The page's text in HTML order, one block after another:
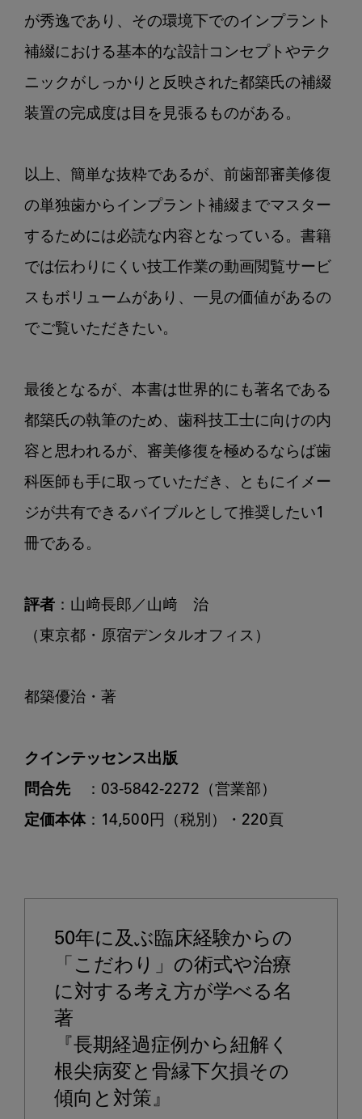
が秀逸であり、その環境下でのインプラント
補綴における基本的な設計コンセプトやテク
ニックがしっかりと反映された都築氏の補綴
装置の完成度は目を見張るものがある。
以上、簡単な抜粋であるが、前歯部審美修復
の単独歯からインプラント補綴までマスター
するためには必読な内容となっている。書籍
では伝わりにくい技工作業の動画閲覧サービ
スもボリュームがあり、一見の価値があるの
でご覧いただきたい。
最後となるが、本書は世界的にも著名である
都築氏の執筆のため、歯科技工士に向けの内
容と思われるが、審美修復を極めるならば歯
科医師も手に取っていただき、ともにイメー
ジが共有できるバイブルとして推奨したい1
冊である。
評者 ：山﨑長郎／山﨑　治
（東京都・原宿デンタルオフィス）
都築優治・著
クインテッセンス出版
問合先
定価本体：14,500円（税別）・220頁
50年に及ぶ臨床経験からの
「こだわり」の術式や治療
に対する考え方が学べる名
著
『長期経過症例から紐解く
根尖病変と骨縁下欠損その
傾向と対策』